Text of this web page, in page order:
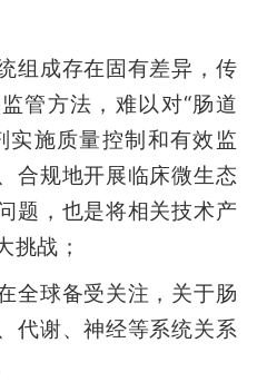
组成存在固有差异，传
管方法，难以对“肠道
实施质量控制和有效监
合规地开展临床微生态
题，也是将相关技术产
挑战；
全球备受关注，关于肠
代谢、神经等系统关系